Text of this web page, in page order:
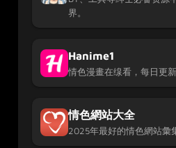
界。
Hanime1
情色漫畫在缐看，每日更
情色網站大全
2025年最好的情色網站彙